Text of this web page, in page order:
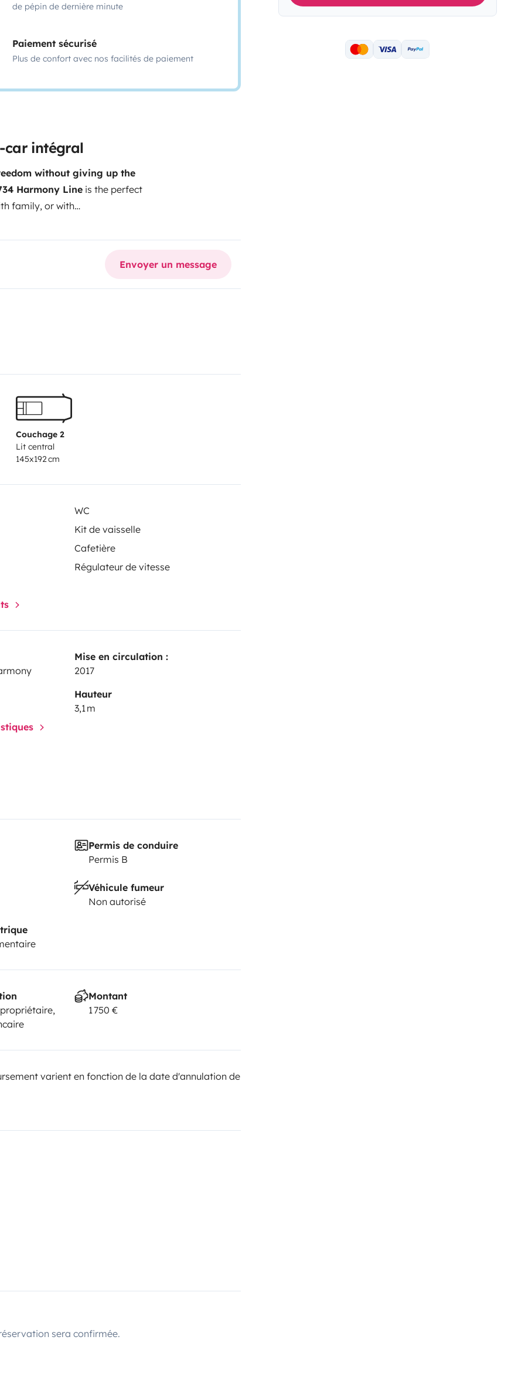
de pépin de dernière minute
Paiement sécurisé
Plus de confort avec nos facilités de paiement
car intégral
without giving up the
Harmony Line is the perfect
family, or with
this premium motorhome
wherever your destination may
central bed
✅ Large independent shower
and hot water✅ Cab and
✅ Standard Category B
remains very easy and
and short getaways.
from Charleroi Airport
works before your
peace of mind and make the
your destination and hit the
Envoyer un message
Couchage 2
Lit central
145x192 cm
WC
Kit de vaisselle
Cafetière
Régulateur de vitesse
Mise en circulation :
2017
Hauteur
3,1 m
Permis de conduire
Permis B
Véhicule fumeur
Non autorisé
Montant
1 750 €
varient en fonction de la date d'annulation de
sera confirmée.